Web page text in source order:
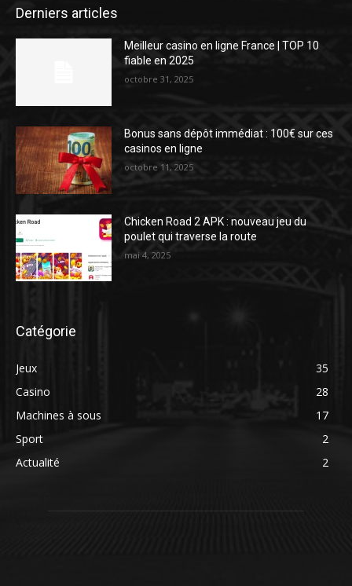
Derniers articles
Meilleur casino en ligne France | TOP 10
fiable en 2025
octobre 31, 2025
Bonus sans dépôt immédiat : 100€ sur ces
casinos en ligne
octobre 11, 2025
Chicken Road 2 APK : nouveau jeu du
poulet qui traverse la route
mai 4, 2025
Catégorie
Jeux
35
Casino
28
Machines à sous
17
Sport
2
Actualité
2